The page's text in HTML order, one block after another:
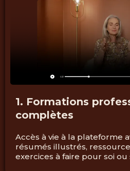
1. Formations
complètes
Accès à vie à la plateforme
résumés illustrés,
exercices à faire pour soi ou